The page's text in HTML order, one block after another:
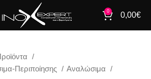
0 0,00€
Περιποίησης
Αναλώσιμα